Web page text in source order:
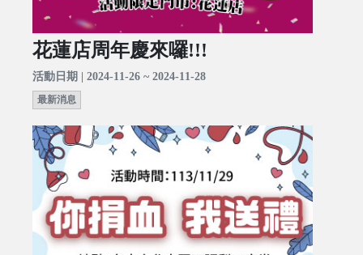
花蓮店周年慶來囉!!!
活動日期 | 2024-11-26 ~ 2024-11-28
最新消息